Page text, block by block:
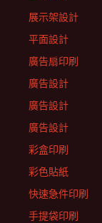
展示架設計
平面設計
廣告扇印刷
廣告設計
廣告設計
廣告設計
彩盒印刷
彩色貼紙
快速急件印刷
手提袋印刷